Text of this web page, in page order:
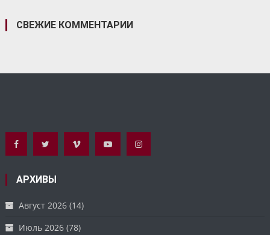
СВЕЖИЕ КОММЕНТАРИИ
АРХИВЫ
Август 2026 (14)
Июль 2026 (78)